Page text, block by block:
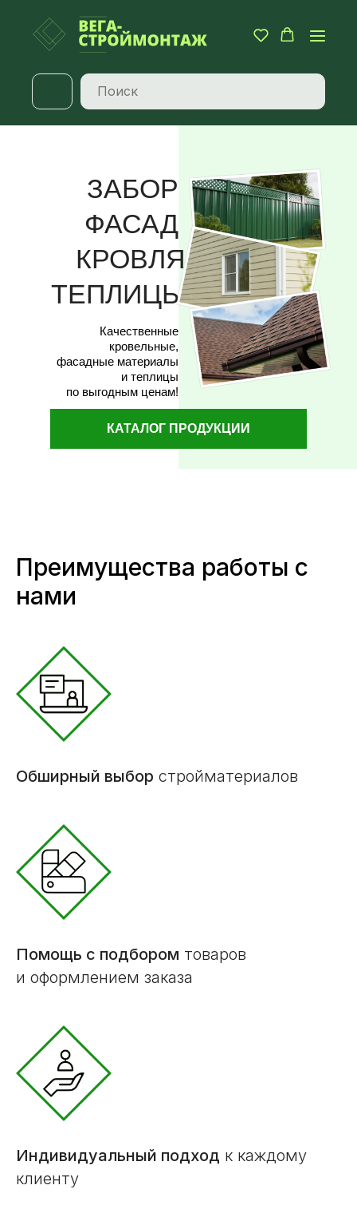
ЗАБОР
КРОВЛЯ
ФАСАД
ТЕПЛИЦЫ
Качественные
кровельные,
фасадные материалы
и теплицы
по выгодным ценам!
КАТАЛОГ ПРОДУКЦИИ
Преимущества работы с
нами
Обширный выбор стройматериалов
Помощь с подбором товаров
и оформлением заказа
Индивидуальный подход к каждому
клиенту